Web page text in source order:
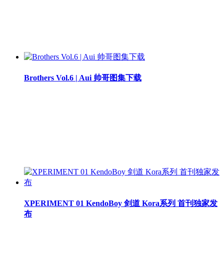
Brothers Vol.6 | Aui 帅哥图集下载
XPERIMENT 01 KendoBoy 剑道 Kora系列 首刊独家发
布